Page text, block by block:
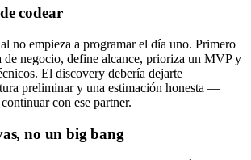
codear
no empieza a programar el día uno. Primero
de negocio, define alcance, prioriza un MVP y
El discovery debería dejarte
preliminar y una estimación honesta —
con ese partner.
no un big bang